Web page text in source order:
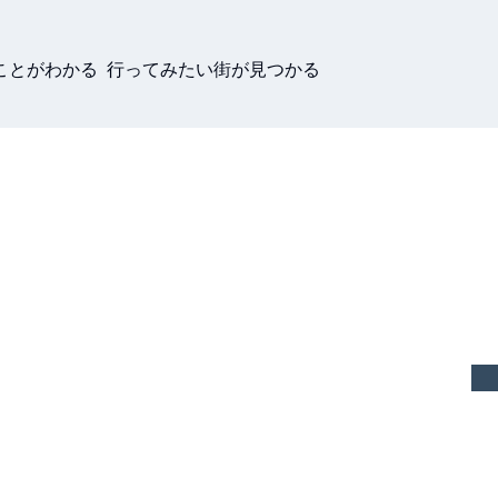
とがわかる 行ってみたい街が見つかる